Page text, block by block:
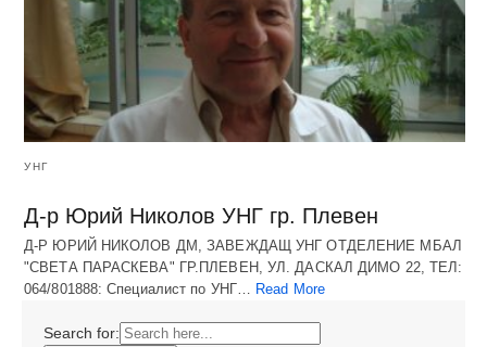
УНГ
Д-р Юрий Николов УНГ гр. Плевен
Д-Р ЮРИЙ НИКОЛОВ ДМ, ЗАВЕЖДАЩ УНГ ОТДЕЛЕНИЕ МБАЛ
"СВЕТА ПАРАСКЕВА" ГР.ПЛЕВЕН, УЛ. ДАСКАЛ ДИМО 22, ТЕЛ:
064/801888: Специалист по УНГ… Read More
Search for: